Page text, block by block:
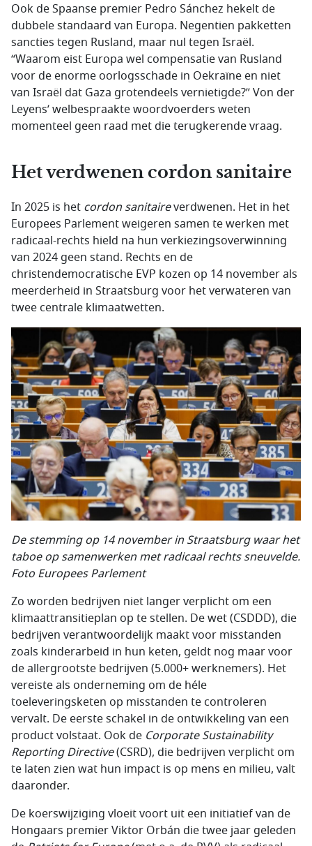
Ook de Spaanse premier Pedro Sánchez hekelt de
dubbele standaard van Europa. Negentien pakketten
sancties tegen Rusland, maar nul tegen Israël.
“Waarom eist Europa wel compensatie van Rusland
voor de enorme oorlogsschade in Oekraïne en niet
van Israël dat Gaza grotendeels vernietigde?” Von der
Leyens’ welbespraakte woordvoerders weten
momenteel geen raad met die terugkerende vraag.
Het verdwenen cordon sanitaire
In 2025 is het cordon sanitaireverdwenen. Het in het
Europees Parlement weigeren samen te werken met
radicaal-rechts hield na hun verkiezingsoverwinning
van 2024 geen stand. Rechts en de
christendemocratische EVP kozen op 14 november als
meerderheid in Straatsburg voor het verwateren van
twee centrale klimaatwetten.
De stemming op 14 november in Straatsburg waar het
taboe op samenwerken met radicaal rechts sneuvelde.
Foto Europees Parlement
Zo worden bedrijven niet langer verplicht om een
klimaattransitieplan op te stellen. De wet (CSDDD), die
bedrijven verantwoordelijk maakt voor misstanden
zoals kinderarbeid in hun keten, geldt nog maar voor
de allergrootste bedrijven (5.000+ werknemers). Het
vereiste als onderneming om de héle
toeleveringsketen op misstanden te controleren
vervalt. De eerste schakel in de ontwikkeling van een
product volstaat. Ook de Corporate Sustainability
Reporting Directive(CSRD), die bedrijven verplicht om
te laten zien wat hun impact is op mens en milieu, valt
daaronder.
De koerswijziging vloeit voort uit een initiatief van de
Hongaars premier Viktor Orbán die twee jaar geleden